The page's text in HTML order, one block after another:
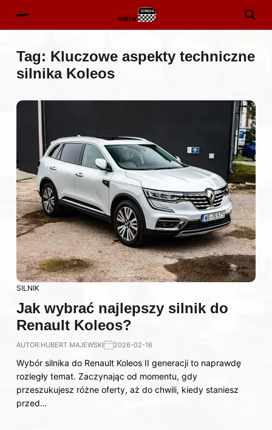
Tag: Kluczowe aspekty techniczne
silnika Koleos
SILNIK
Jak wybrać najlepszy silnik do
Renault Koleos?
AUTOR:HUBERT MAJEWSKI 2026-02-16
Wybór silnika do Renault Koleos II generacji to naprawdę
rozległy temat. Zaczynając od momentu, gdy
przeszukujesz różne oferty, aż do chwili, kiedy staniesz
przed…